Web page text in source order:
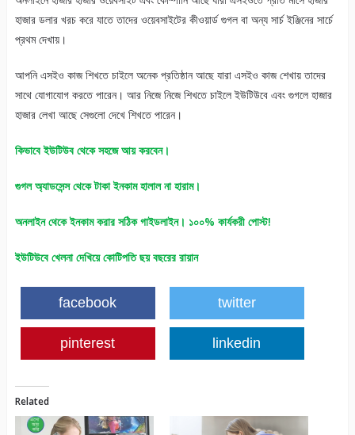
হাজার ডলার খরচ করে যাতে তাদের ওয়েবসাইটের কীওয়ার্ড গুগল বা অন্য সার্চ ইঞ্জিনের সার্চে
প্রথম দেখায়।
আপনি এসইও কাজ শিখতে চাইলে অনেক প্রতিষ্ঠান আছে যারা এসইও কাজ শেখায় তাদের
সাথে যোগাযোগ করতে পারেন। আর নিজে নিজে শিখতে চাইলে ইউটিউবে এবং গুগলে হাজার
হাজার লেখা আছে সেগুলো দেখে শিখতে পারেন।
কিভাবে ইউটিউব থেকে সহজে আয় করবেন।
গুগল অ্যাডসেন্স থেকে টাকা ইনকাম হালাল না হারাম।
অনলাইন থেকে ইনকাম করার সঠিক গাইডলাইন। ১০০% কার্যকরী পোস্ট!
ইউটিউবে খেলনা দেখিয়ে কোটিপতি ছয় বছরের রায়ান
facebook twitter
pinterest linkedin
Related